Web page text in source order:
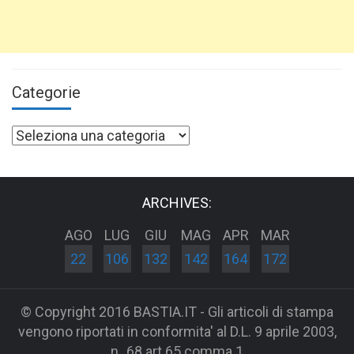
Categorie
Categorie
ARCHIVES:
AGO
22
LUG
106
GIU
132
MAG
142
APR
164
MAR
172
© Copyright 2016 BASTIA.IT - Gli articoli di stampa
vengono riportati in conformita' al D.L. 9 aprile 2003,